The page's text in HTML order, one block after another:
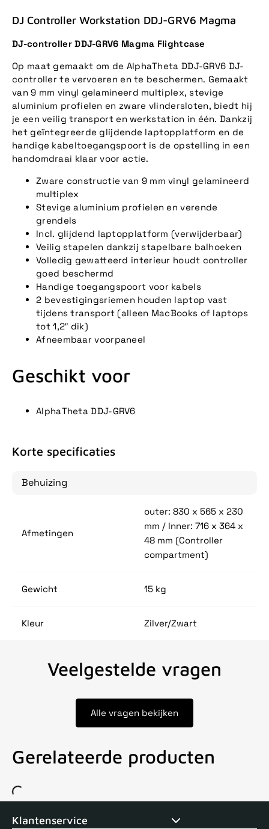
DJ Controller Workstation DDJ-GRV6 Magma
DJ-controller DDJ-GRV6 Magma Flightcase
Op maat gemaakt om de AlphaTheta DDJ-GRV6 DJ-
controller te vervoeren en te beschermen. Gemaakt
van 9 mm vinyl gelamineerd multiplex, stevige
aluminium profielen en zware vlindersloten, biedt hij
je een veilig transport en werkstation in één. Dankzij
het geïntegreerde glijdende laptopplatform en de
handige kabeltoegangspoort is de opstelling in een
handomdraai klaar voor actie.
Zware constructie van 9 mm vinyl gelamineerd
multiplex
Stevige aluminium profielen en verende
grendels
Incl. glijdend laptopplatform (verwijderbaar)
Veilig stapelen dankzij stapelbare balhoeken
Volledig gewatteerd interieur houdt controller
goed beschermd
Handige toegangspoort voor kabels
2 bevestigingsriemen houden laptop vast
tijdens transport (alleen MacBooks of laptops
tot 1,2″ dik)
Afneembaar voorpaneel
Geschikt voor
AlphaTheta DDJ-GRV6
Korte specificaties
Behuizing
Afmetingen
outer: 830 x 565 x 230
mm / Inner: 716 x 364 x
48 mm (Controller
compartment)
Gewicht 15 kg
Kleur Zilver/Zwart
Veelgestelde vragen
Alle vragen bekijken
Gerelateerde producten
Voor 15uur besteld, zelfde dag verstuurd Echte winkel +35
Klantenservice